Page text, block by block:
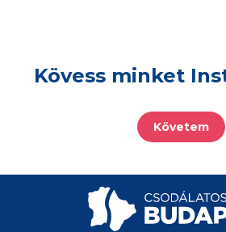
Kövess minket
Követem